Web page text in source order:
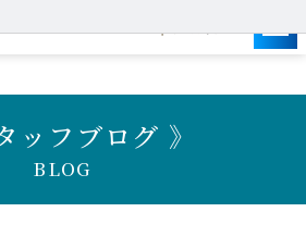
ッフブログ 》
BLOG